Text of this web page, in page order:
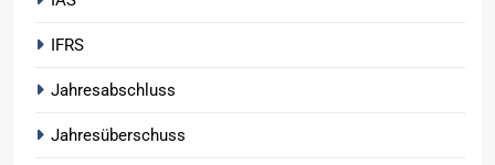
IFRS
Jahresabschluss
Jahresüberschuss